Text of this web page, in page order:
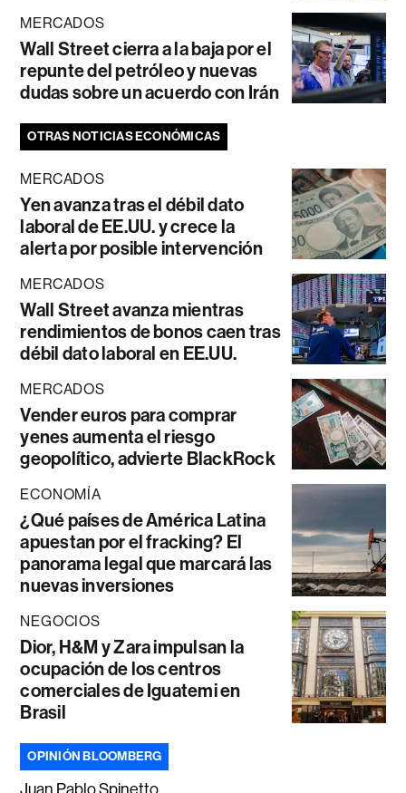
MERCADOS
Wall Street cierra a la baja por el
repunte del petróleo y nuevas
dudas sobre un acuerdo con Irán
OTRAS NOTICIAS ECONÓMICAS
MERCADOS
Yen avanza tras el débil dato
laboral de EE.UU. y crece la
alerta por posible intervención
MERCADOS
Wall Street avanza mientras
rendimientos de bonos caen tras
débil dato laboral en EE.UU.
MERCADOS
Vender euros para comprar
yenes aumenta el riesgo
geopolítico, advierte BlackRock
ECONOMÍA
¿Qué países de América Latina
apuestan por el fracking? El
panorama legal que marcará las
nuevas inversiones
NEGOCIOS
Dior, H&M y Zara impulsan la
ocupación de los centros
comerciales de Iguatemi en
Brasil
OPINIÓN BLOOMBERG